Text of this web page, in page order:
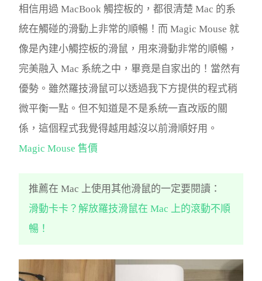
相信用過 MacBook 觸控板的，都很清楚 Mac 的系
統在觸碰的滑動上非常的順暢！而 Magic Mouse 就
像是內建小觸控板的滑鼠，用來滑動非常的順暢，
完美融入 Mac 系統之中，畢竟是自家出的！當然有
優勢。雖然羅技滑鼠可以透過我下方提供的程式稍
微平衡一點。但不知道是不是系統一直改版的關
係，這個程式我覺得越用越沒以前滑順好用。
Magic Mouse 售價
推薦在 Mac 上使用其他滑鼠的一定要閱讀：
滑動卡卡？解放羅技滑鼠在 Mac 上的滾動不順
暢！